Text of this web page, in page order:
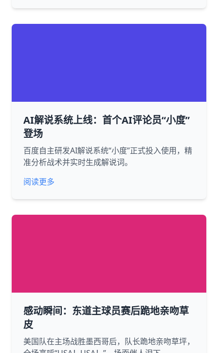
AI解说系统上线：首个AI评论员“小度”
登场
百度自主研发AI解说系统“小度”正式投入使用，精
准分析战术并实时生成解说词。
阅读更多
感动瞬间：东道主球员赛后跪地亲吻草
皮
美国队在主场战胜墨西哥后，队长跪地亲吻草坪，